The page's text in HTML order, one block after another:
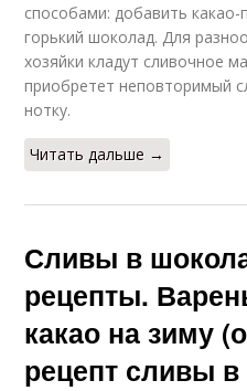
способами: добавить
горький шоколад. Для
хозяйки кладут сливочное
приобретет неповторимый
нотку.
Читать дальше →
Сливы в
рецепты.
какао на зиму
рецепт сливы